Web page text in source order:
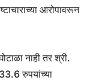
आरोपावरून
नाही तर श्री.
रुपयांच्या